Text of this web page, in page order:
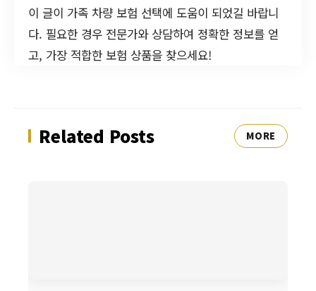
이 글이 가족 차량 보험 선택에 도움이 되었길 바랍니
다. 필요한 경우 전문가와 상담하여 정확한 정보를 얻
고, 가장 적합한 보험 상품을 찾으세요!
Related Posts MORE